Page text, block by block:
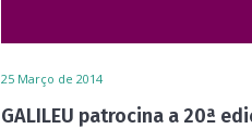
25 Março de 2014
GALILEU patrocina a 20ª